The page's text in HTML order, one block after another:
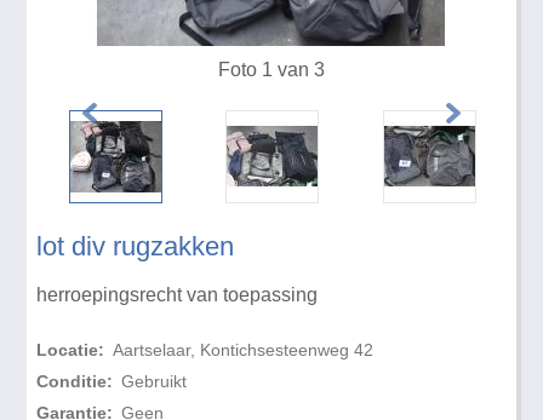
lot div rugzakken
herroepingsrecht van toepassing
Locatie: Aartselaar, Kontichsesteenweg 42
Conditie: Gebruikt
Garantie: Geen
Foto 1 van 3